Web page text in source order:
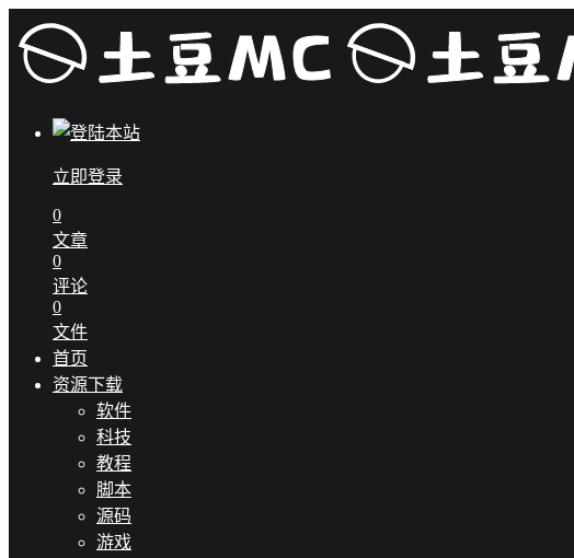
立即登录
0
文章
0
评论
0
文件
首页
资源下载
软件
科技
教程
脚本
源码
游戏